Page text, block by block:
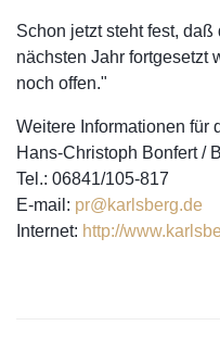
Schon jetzt steht fest,
nächsten Jahr fortgesetzt
noch offen."
Weitere Informationen für
Hans-Christoph Bonfert /
Tel.: 06841/105-817
E-mail: pr@karlsberg.de
Internet: http://